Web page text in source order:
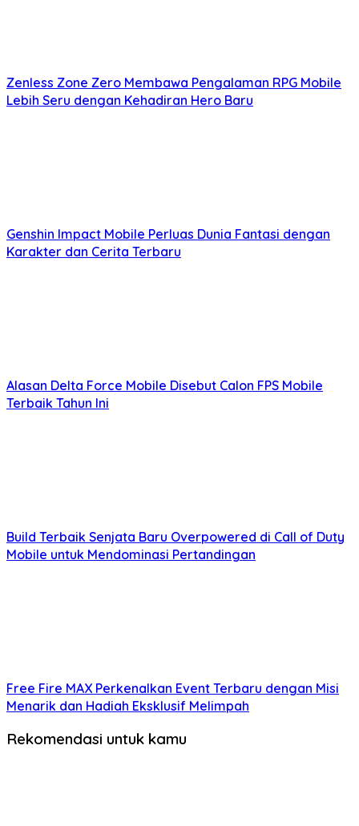
Zenless Zone Zero Membawa Pengalaman RPG Mobile
Lebih Seru dengan Kehadiran Hero Baru
Genshin Impact Mobile Perluas Dunia Fantasi dengan
Karakter dan Cerita Terbaru
Alasan Delta Force Mobile Disebut Calon FPS Mobile
Terbaik Tahun Ini
Build Terbaik Senjata Baru Overpowered di Call of Duty
Mobile untuk Mendominasi Pertandingan
Free Fire MAX Perkenalkan Event Terbaru dengan Misi
Menarik dan Hadiah Eksklusif Melimpah
Rekomendasi untuk kamu